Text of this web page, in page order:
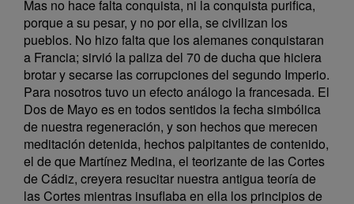
Mas no hace falta conquista, ni la conquista purifica,
porque a su pesar, y no por ella, se civilizan los
pueblos. No hizo falta que los alemanes conquistaran
a Francia; sirvió la paliza del 70 de ducha que hiciera
brotar y secarse las corrupciones del segundo Imperio.
Para nosotros tuvo un efecto análogo la francesada. El
Dos de Mayo es en todos sentidos la fecha simbólica
de nuestra regeneración, y son hechos que merecen
meditación detenida, hechos palpitantes de contenido,
el de que Martínez Medina, el teorizante de las Cortes
de Cádiz, creyera resucitar nuestra antigua teoría de
las Cortes mientras insuflaba en ella los principios de